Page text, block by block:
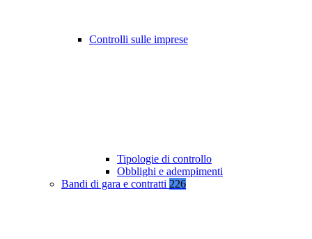
Controlli sulle imprese
Tipologie di controllo
Obblighi e adempimenti
Bandi di gara e contratti 226